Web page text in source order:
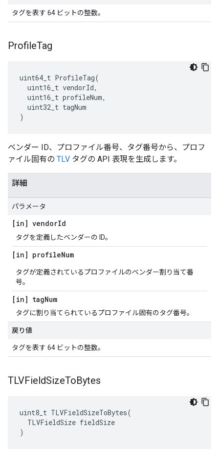
タグを表す 64 ビットの整数。
ProfileTag
uint64_t ProfileTag(
  uint16_t vendorId,
  uint16_t profileNum,
  uint32_t tagNum
)
ベンダー ID、プロファイル番号、タグ番号から、プロフ
ァイル固有の TLV タグの API 表現を生成します。
詳細
パラメータ
[in] vendorId
タグを定義したベンダーの ID。
[in] profileNum
タグが定義されているプロファイルのベンダー割り当て番
号。
[in] tagNum
タグに割り当てられているプロファイル固有のタグ番号。
戻り値
タグを表す 64 ビットの整数。
TLVFieldSizeToBytes
uint8_t TLVFieldSizeToBytes(
  TLVFieldSize fieldSize
)